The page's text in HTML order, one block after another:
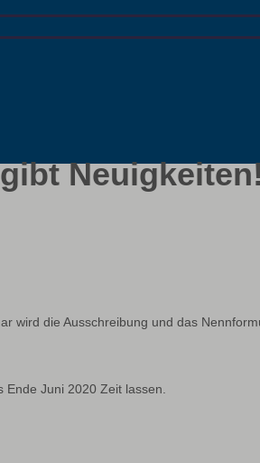
wird die Ausschreibung und das
Juni 2020 Zeit lassen.